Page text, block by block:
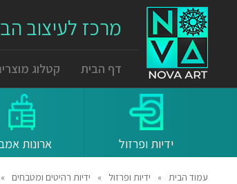
מרכז לעיצוב
דף הבית קטלוג
ידיות ופרזול ארונות
עמוד הבית » ידיות ופרזול » ידיות רהיטים ומטבחים »